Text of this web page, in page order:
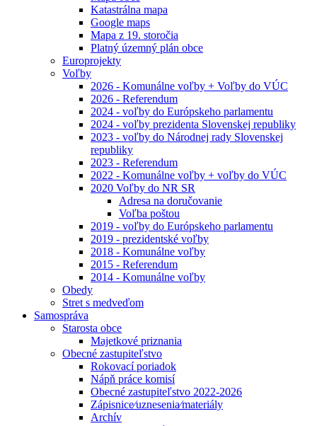
Katastrálna mapa
Google maps
Mapa z 19. storočia
Platný územný plán obce
Europrojekty
Voľby
2026 - Komunálne voľby + Voľby do VÚC
2026 - Referendum
2024 - voľby do Európskeho parlamentu
2024 - voľby prezidenta Slovenskej republiky
2023 - voľby do Národnej rady Slovenskej
republiky
2023 - Referendum
2022 - Komunálne voľby + voľby do VÚC
2020 Voľby do NR SR
Adresa na doručovanie
Voľba poštou
2019 - voľby do Európskeho parlamentu
2019 - prezidentské voľby
2018 - Komunálne voľby
2015 - Referendum
2014 - Komunálne voľby
Obedy
Stret s medveďom
Samospráva
Starosta obce
Majetkové priznania
Obecné zastupiteľstvo
Rokovací poriadok
Nápň práce komisí
Obecné zastupiteľstvo 2022-2026
Zápisnice⁄uznesenia⁄materiály
Archív